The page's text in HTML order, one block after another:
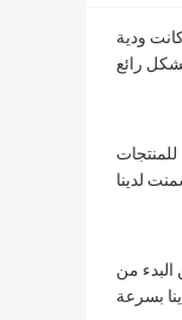
ودية
رائع
البدء من